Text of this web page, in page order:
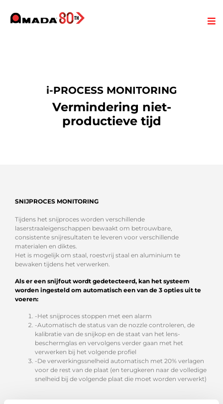
i-PROCESS MONITORING
Vermindering niet-
productieve tijd
SNIJPROCES MONITORING
Tijdens het snijproces worden verschillende
laserstraaleigenschappen bewaakt om betrouwbare,
consistente snijresultaten te leveren voor verschillende
materialen en diktes.
Het is mogelijk om staal, roestvrij staal en aluminium te
bewaken tijdens het verwerken.
Als er een snijfout wordt gedetecteerd, kan het systeem
worden ingesteld om automatisch een van de 3 opties uit te
voeren:
-Het snijproces stoppen met een alarm
-Automatisch de status van de nozzle controleren, de
kalibratie van de snijkop en de staat van het lens-
beschermglas en vervolgens verder gaan met het
verwerken bij het volgende profiel
-De verwerkingssnelheid automatisch met 20% verlagen
voor de rest van de plaat (en terugkeren naar de volledige
snelheid bij de volgende plaat die moet worden verwerkt)